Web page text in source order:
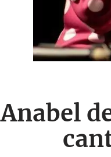
Anabel